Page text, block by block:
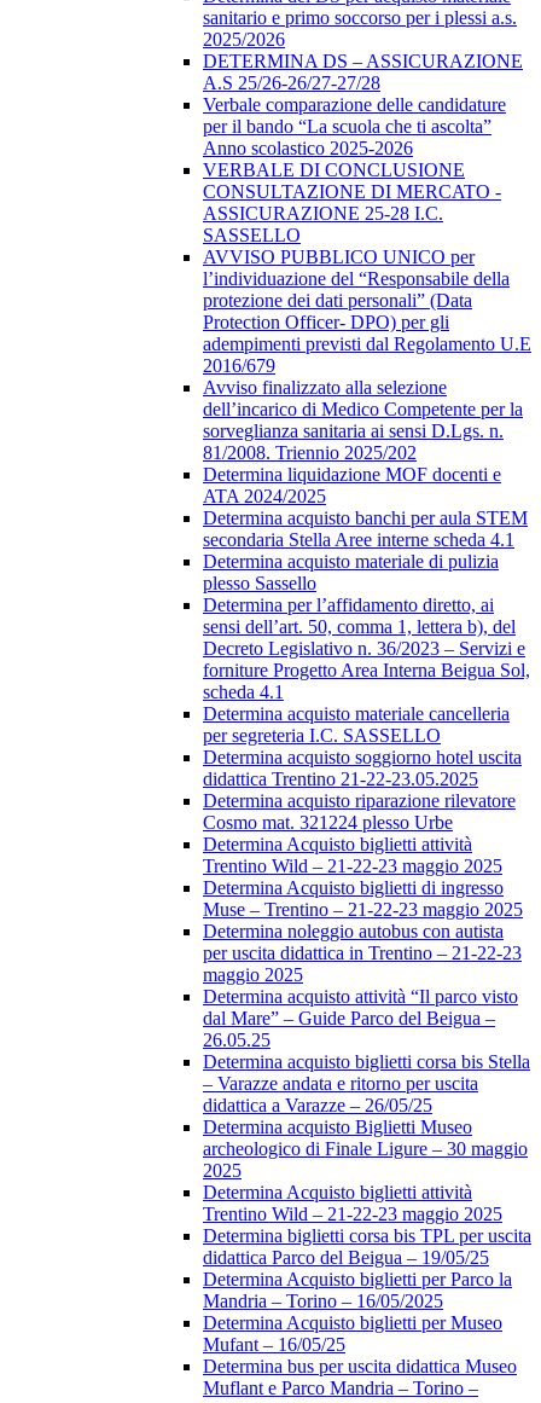
sanitario e primo soccorso per i plessi a.s.
2025/2026
DETERMINA DS – ASSICURAZIONE
A.S 25/26-26/27-27/28
Verbale comparazione delle candidature
per il bando “La scuola che ti ascolta”
Anno scolastico 2025-2026
VERBALE DI CONCLUSIONE
CONSULTAZIONE DI MERCATO -
ASSICURAZIONE 25-28 I.C.
SASSELLO
AVVISO PUBBLICO UNICO per
l’individuazione del “Responsabile della
protezione dei dati personali” (Data
Protection Officer- DPO) per gli
adempimenti previsti dal Regolamento U.E
2016/679
Avviso finalizzato alla selezione
dell’incarico di Medico Competente per la
sorveglianza sanitaria ai sensi D.Lgs. n.
81/2008. Triennio 2025/202
Determina liquidazione MOF docenti e
ATA 2024/2025
Determina acquisto banchi per aula STEM
secondaria Stella Aree interne scheda 4.1
Determina acquisto materiale di pulizia
plesso Sassello
Determina per l’affidamento diretto, ai
sensi dell’art. 50, comma 1, lettera b), del
Decreto Legislativo n. 36/2023 – Servizi e
forniture Progetto Area Interna Beigua Sol,
scheda 4.1
Determina acquisto materiale cancelleria
per segreteria I.C. SASSELLO
Determina acquisto soggiorno hotel uscita
didattica Trentino 21-22-23.05.2025
Determina acquisto riparazione rilevatore
Cosmo mat. 321224 plesso Urbe
Determina Acquisto biglietti attività
Trentino Wild – 21-22-23 maggio 2025
Determina Acquisto biglietti di ingresso
Muse – Trentino – 21-22-23 maggio 2025
Determina noleggio autobus con autista
per uscita didattica in Trentino – 21-22-23
maggio 2025
Determina acquisto attività “Il parco visto
dal Mare” – Guide Parco del Beigua –
26.05.25
Determina acquisto biglietti corsa bis Stella
– Varazze andata e ritorno per uscita
didattica a Varazze – 26/05/25
Determina acquisto Biglietti Museo
archeologico di Finale Ligure – 30 maggio
2025
Determina Acquisto biglietti attività
Trentino Wild – 21-22-23 maggio 2025
Determina biglietti corsa bis TPL per uscita
didattica Parco del Beigua – 19/05/25
Determina Acquisto biglietti per Parco la
Mandria – Torino – 16/05/2025
Determina Acquisto biglietti per Museo
Mufant – 16/05/25
Determina bus per uscita didattica Museo
Muflant e Parco Mandria – Torino –